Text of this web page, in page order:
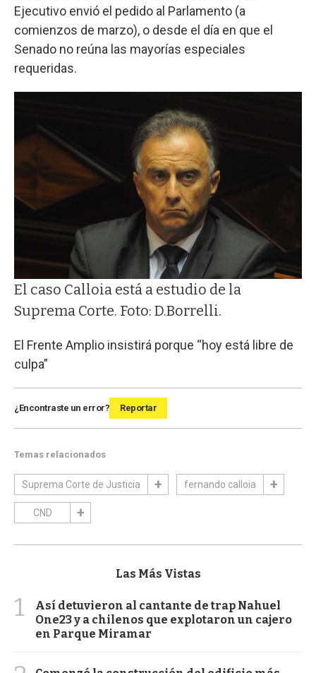
Ejecutivo envió el pedido al Parlamento (a
comienzos de marzo), o desde el día en que el
Senado no reúna las mayorías especiales
requeridas.
El caso Calloia está a estudio de la
Suprema Corte. Foto: D.Borrelli.
El Frente Amplio insistirá porque “hoy está libre de
culpa”
¿Encontraste un error? Reportar
Temas relacionados
Suprema Corte de Justicia fernando calloia
CND
Las Más Vistas
1
Así detuvieron al cantante de trap Nahuel
One23 y a chilenos que explotaron un cajero
en Parque Miramar